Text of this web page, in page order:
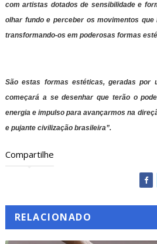
com artistas dotados de sensibilidade e
olhar fundo e perceber os movimentos
transformando-os em poderosas formas
São estas formas estéticas, geradas por
começará a se desenhar que terão o
energia e impulso para avançarmos na
e pujante civilização brasileira”.
Compartilhe
RELACIONADO